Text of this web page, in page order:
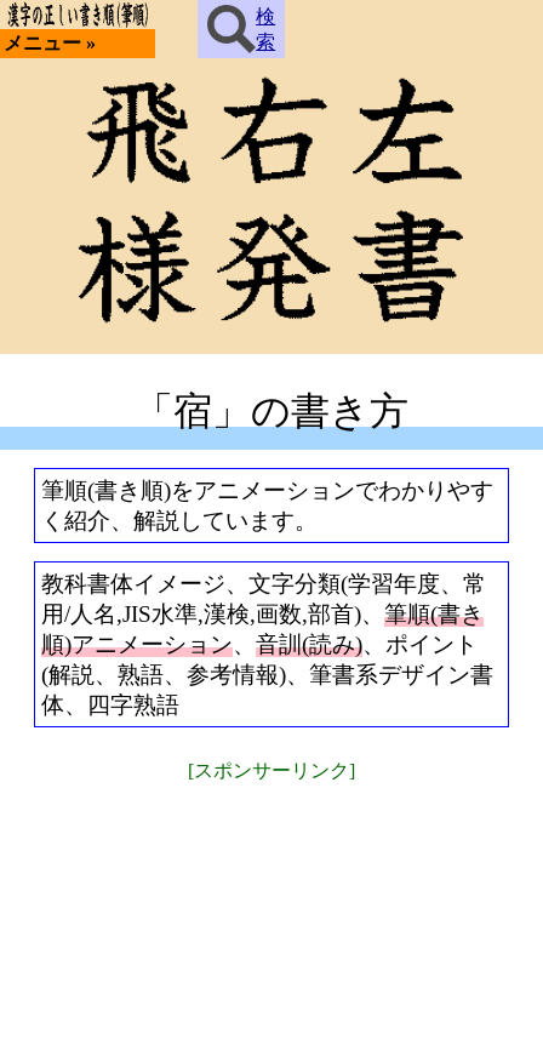
メニュー »
検
索
「宿」の書き方
筆順(書き順)をアニメーションでわかりやす
く紹介、解説しています。
教科書体イメージ、文字分類(学習年度、常
用/人名,JIS水準,漢検,画数,部首)、 筆順(書き
順)アニメーション、 音訓(読み)、ポイント
(解説、熟語、参考情報)、筆書系デザイン書
体、四字熟語
[スポンサーリンク]